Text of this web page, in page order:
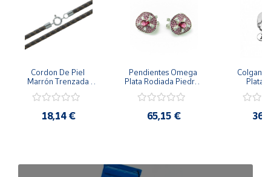
Cordon De Piel
Marrón Trenzada
Plata De 45Cm
18,14 €
Pendientes Omega
Plata Rodiada Piedras
65,15 €
Plata